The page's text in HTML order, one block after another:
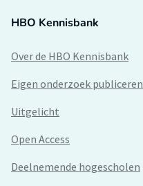
HBO Kennisbank
Over de HBO Kennisbank
Eigen onderzoek publiceren
Uitgelicht
Open Access
Deelnemende hogescholen